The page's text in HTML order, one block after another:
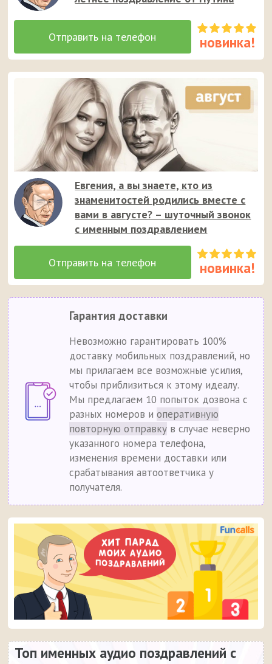
Евгения, а вы знаете, кто из
знаменитостей родились вместе с
вами в августе? – шуточный звонок
с именным поздравлением
Гарантия доставки
Невозможно гарантировать 100%
доставку мобильных поздравлений, но
мы прилагаем все возможные усилия,
чтобы приблизиться к этому идеалу.
Мы предлагаем 10 попыток дозвона с
разных номеров иоперативную
повторную отправку в случае неверно
указанного номера телефона,
изменения времени доставки или
срабатывания автоответчика у
получателя.
Топ именных аудио поздравлений с